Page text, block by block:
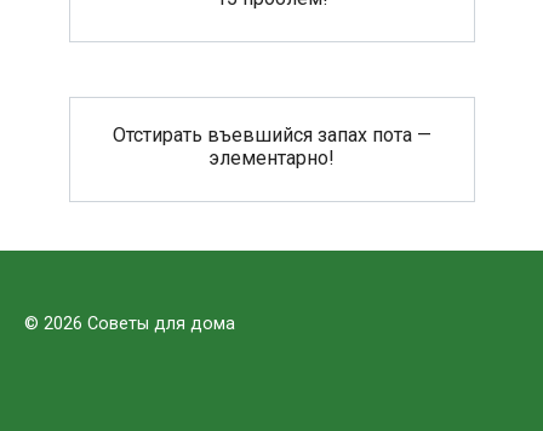
Отстирать въевшийся запах пота —
элементарно!
© 2026 Советы для дома